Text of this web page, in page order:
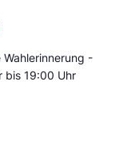
-
bis 19:00 Uhr